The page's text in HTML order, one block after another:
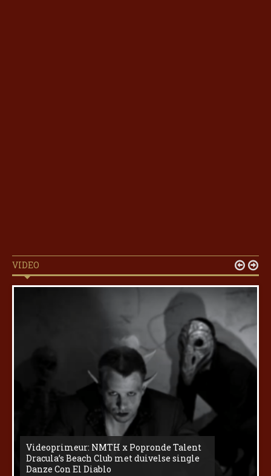
VIDEO
Videoprimeur: NMTH x Popronde Talent
Dracula’s Beach Club met duivelse single
Danze Con El Diablo
 